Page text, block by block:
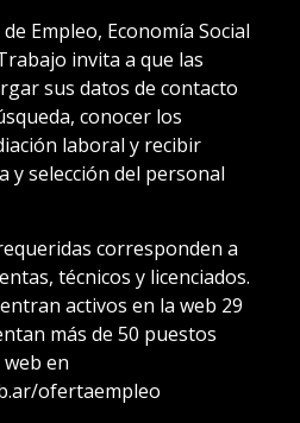
Empleo, Economía Social
invita a que las
sus datos de contacto
conocer los
laboral y recibir
y selección del personal
corresponden a
técnicos y licenciados.
activos en la web 29
más de 50 puestos
en
ofertaempleo